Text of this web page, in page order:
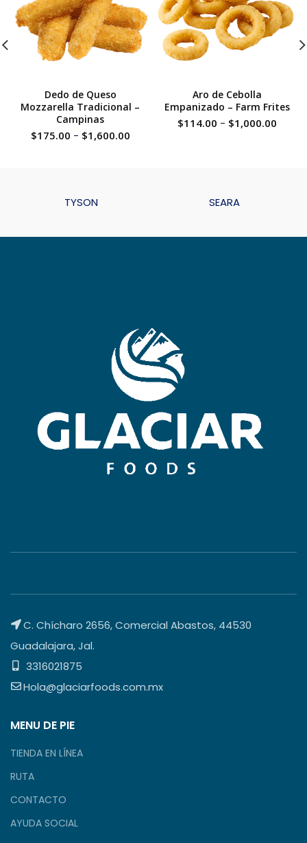
Dedo de Queso
Mozzarella Tradicional –
Campinas
$175.00 - $1,600.00
Aro de Cebolla
Empanizado – Farm Frites
$114.00 - $1,000.00
TYSON SEARA
C. Chícharo 2656, Comercial Abastos, 44530
Guadalajara, Jal.
3316021875
Hola@glaciarfoods.com.mx
MENU DE PIE
TIENDA EN LÍNEA
RUTA
CONTACTO
AYUDA SOCIAL